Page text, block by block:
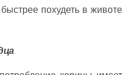
похудеть в животе